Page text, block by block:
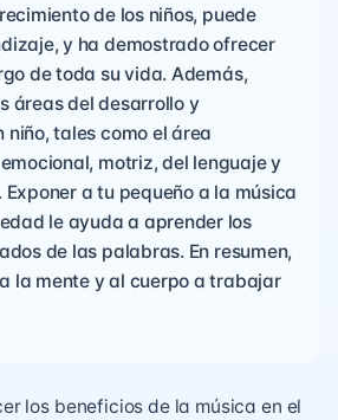
de los niños, puede
y ha demostrado ofrecer
de toda su vida. Además,
áreas del desarrollo y
niño, tales como el área
motriz, del lenguaje y
a tu pequeño a la música
le ayuda a aprender los
de las palabras. En resumen,
la mente y al cuerpo a trabajar
los beneficios de la música en el